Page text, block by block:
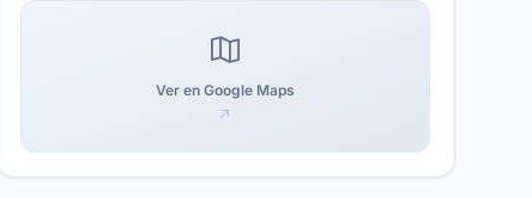
Ver en Google Maps